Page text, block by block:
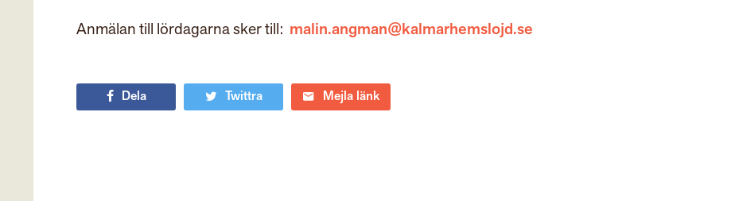
Anmälan till lördagarna sker till: malin.angman@kalmarhemslojd.se
Dela Twittra Mejla länk